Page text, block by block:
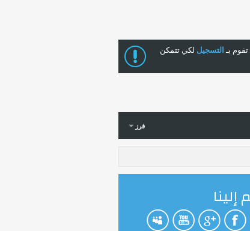
بـالتسجيل لكي تتمكن
فرز
إلينا